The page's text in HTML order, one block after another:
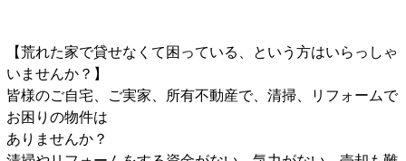
【荒れた家で貸せなくて困っている、という方はいらっしゃ
いませんか？】
皆様のご自宅、ご実家、所有不動産で、清掃、リフォームで
お困りの物件は
ありませんか？